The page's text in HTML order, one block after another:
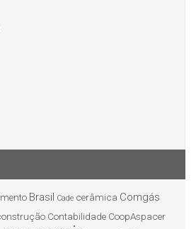
Brasil Cade cerâmica Comgás
Contabilidade CoopAspacer